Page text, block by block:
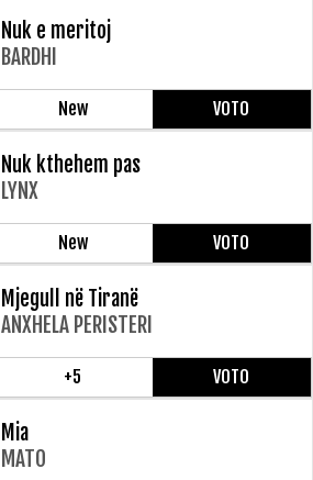
Nuk e meritoj
BARDHI
New VOTO
Nuk kthehem pas
LYNX
New VOTO
Mjegull në Tiranë
ANXHELA PERISTERI
+5 VOTO
Mia
MATO